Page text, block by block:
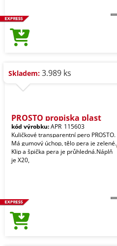
Skladem: 3.989 ks
PROSTO propiska plast
kód výrobku:APR_115603
Kuličkové transparentní pero PROSTO.
Má gumový úchop, tělo pera je zelené.
Klip a špička pera je průhledná.Náplň
je X20,